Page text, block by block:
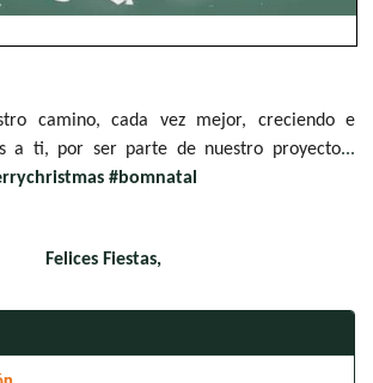
camino, cada vez mejor, creciendo e
a ti, por ser parte de nuestro proyecto...
#bomnatal
Felices Fiestas,